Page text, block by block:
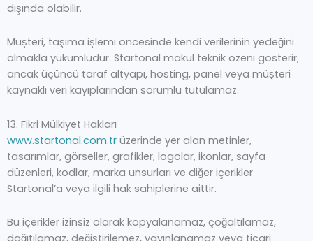
dışında olabilir.
Müşteri, taşıma işlemi öncesinde kendi verilerinin yedeğini
almakla yükümlüdür. Startonal makul teknik özeni gösterir;
ancak üçüncü taraf altyapı, hosting, panel veya müşteri
kaynaklı veri kayıplarından sorumlu tutulamaz.
13. Fikri Mülkiyet Hakları
www.startonal.com.tr üzerinde yer alan metinler,
tasarımlar, görseller, grafikler, logolar, ikonlar, sayfa
düzenleri, kodlar, marka unsurları ve diğer içerikler
Startonal’a veya ilgili hak sahiplerine aittir.
Bu içerikler izinsiz olarak kopyalanamaz, çoğaltılamaz,